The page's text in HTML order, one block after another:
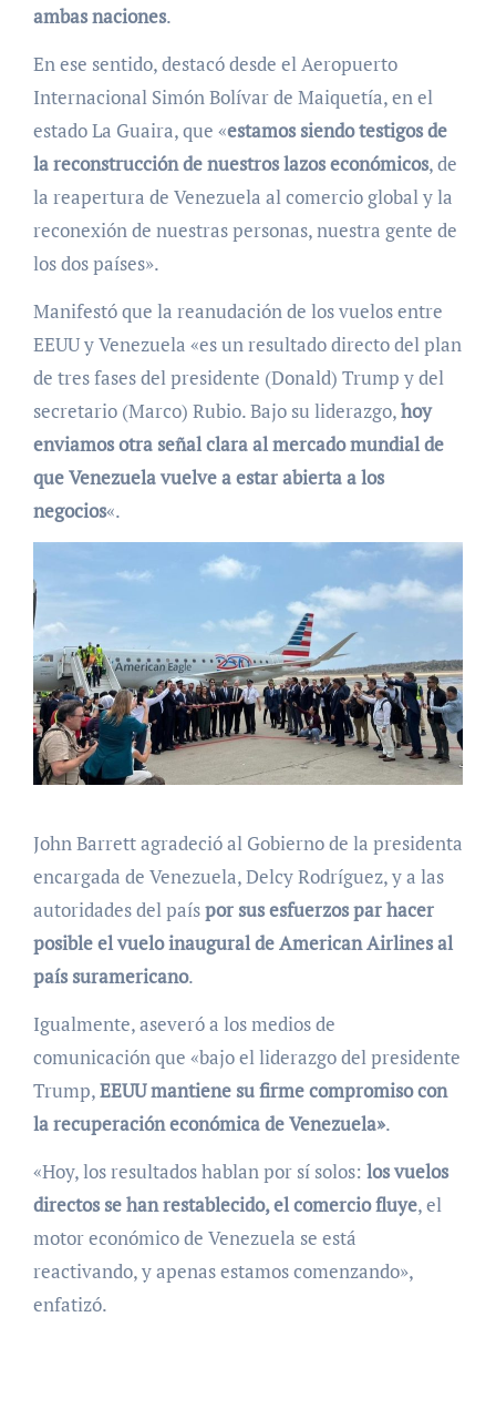
ambas naciones.
En ese sentido, destacó desde el Aeropuerto
Internacional Simón Bolívar de Maiquetía, en el
estado La Guaira, que «estamos siendo testigos de
la reconstrucción de nuestros lazos económicos, de
la reapertura de Venezuela al comercio global y la
reconexión de nuestras personas, nuestra gente de
los dos países».
Manifestó que la reanudación de los vuelos entre
EEUU y Venezuela «es un resultado directo del plan
de tres fases del presidente (Donald) Trump y del
secretario (Marco) Rubio. Bajo su liderazgo,hoy
enviamos otra señal clara al mercado mundial de
que Venezuela vuelve a estar abierta a los
negocios«.
John Barrett agradeció al Gobierno de la presidenta
encargada de Venezuela, Delcy Rodríguez, y a las
autoridades del paíspor sus esfuerzos par hacer
posible el vuelo inaugural de American Airlines al
país suramericano.
Igualmente, aseveró a los medios de
comunicación que «bajo el liderazgo del presidente
Trump,EEUUmantiene su firme compromiso con
la recuperación económica deVenezuela».
«Hoy, los resultados hablan por sí solos: los vuelos
directos se han restablecido, el comercio fluye, el
motor económico de Venezuela se está
reactivando, y apenas estamos comenzando»,
enfatizó.